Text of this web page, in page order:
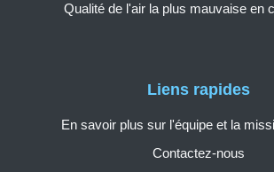
Liens rapides
En savoir plus sur l'équipe et la
Contactez-nous
Qualité de l'air la plus mauvaise en